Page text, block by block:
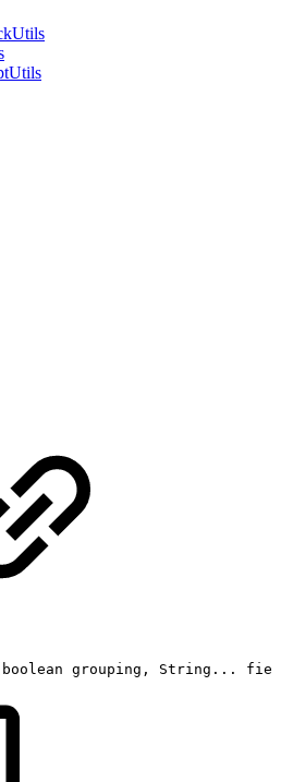
boolean grouping , String ...